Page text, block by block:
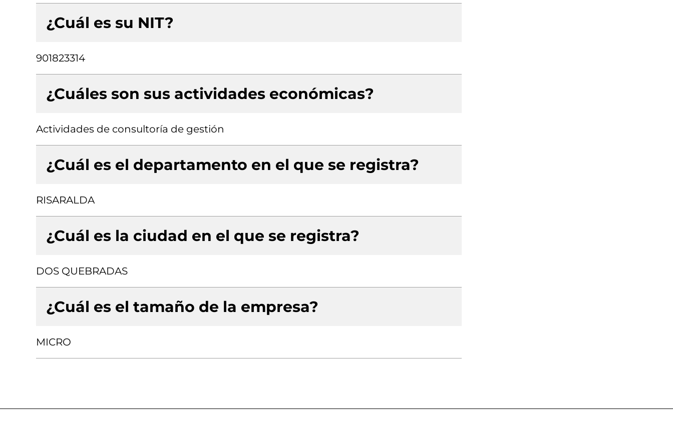
¿Cuál es su NIT?
901823314
¿Cuáles son sus actividades económicas?
Actividades de consultoría de gestión
¿Cuál es el departamento en el que se registra?
RISARALDA
¿Cuál es la ciudad en el que se registra?
DOS QUEBRADAS
¿Cuál es el tamaño de la empresa?
MICRO